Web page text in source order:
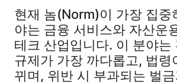
현재 놈(Norm)이 가장 집중
야는 금융 서비스와 자산운
테크 산업입니다. 이 분야는
규제가 가장 까다롭고, 법령
뀌며, 위반 시 부과되는 벌